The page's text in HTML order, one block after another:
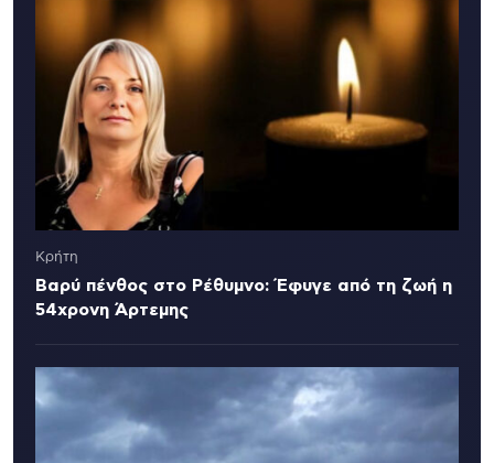
Κρήτη
Βαρύ πένθος στο Ρέθυμνο: Έφυγε από τη ζωή η
54χρονη Άρτεμης